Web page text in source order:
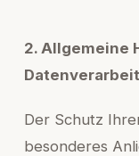
2. Allgemeine
Der Schutz
besonderes